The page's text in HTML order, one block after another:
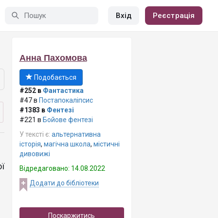
Вхід Реєстрація
Анна Пахомова
Подобається
#252 в Фантастика
#47 в Постапокаліпсис
#1383 в Фентезі
#221 в Бойове фентезі
У тексті є: альтернативна
історія, магічна школа, містичні
дивовижі
Відредаговано: 14.08.2022
Додати до бібліотеки
Поскаржитись